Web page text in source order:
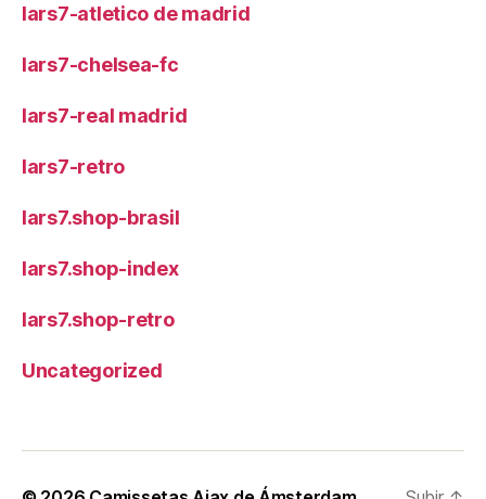
lars7-atletico de madrid
lars7-chelsea-fc
lars7-real madrid
lars7-retro
lars7.shop-brasil
lars7.shop-index
lars7.shop-retro
Uncategorized